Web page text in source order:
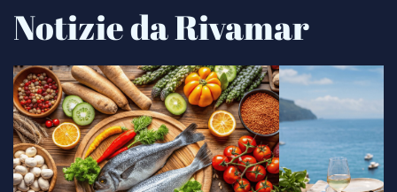
Notizie da Rivamar